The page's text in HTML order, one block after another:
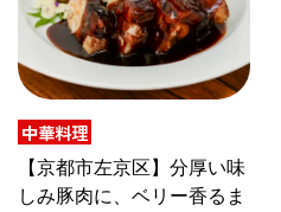
私と店のはなし
今月の京みやげ
京都の書店
中華料理
【京都市左京区】分厚い味
しみ豚肉に、ベリー香るま